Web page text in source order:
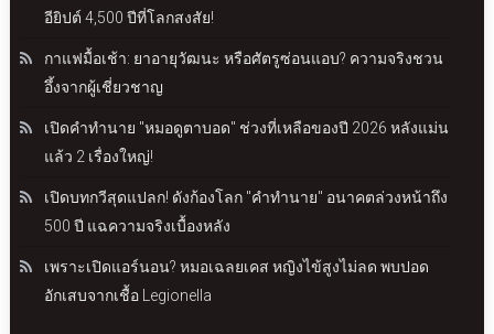
อียิปต์ 4,500 ปีที่โลกสงสัย!
กาแฟมื้อเช้า: ยาอายุวัฒนะ หรือศัตรูซ่อนแอบ? ความจริงชวน
อึ้งจากผู้เชี่ยวชาญ
เปิดคำทำนาย "หมอดูตาบอด" ช่วงที่เหลือของปี 2026 หลังแม่น
แล้ว 2 เรื่องใหญ่!
เปิดบทกวีสุดแปลก! ดังก้องโลก "คำทำนาย" อนาคตล่วงหน้าถึง
500 ปี แฉความจริงเบื้องหลัง
เพราะเปิดแอร์นอน? หมอเฉลยเคส หญิงไข้สูงไม่ลด พบปอด
อักเสบจากเชื้อ Legionella